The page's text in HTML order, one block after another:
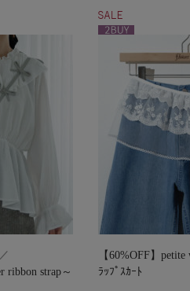
ribbon strap～
【60%OFF】
ﾗｯﾌﾟｽｶｰﾄ